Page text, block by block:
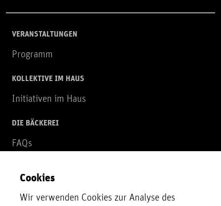
VERANSTALTUNGEN
Programm
KOLLEKTIVE IM HAUS
Initiativen im Haus
DIE BÄCKEREI
FAQs
NEWSLETTER
Zur Newsletter Anmeldung
Cookies
Wir verwenden Cookies zur Analyse des